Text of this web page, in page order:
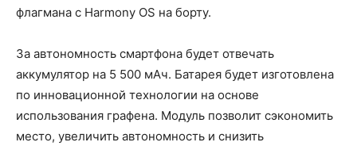
флагмана с Harmony OS на борту.
За автономность смартфона будет отвечать
аккумулятор на 5 500 мАч. Батарея будет изготовлена
по инновационной технологии на основе
использования графена. Модуль позволит сэкономить
место, увеличить автономность и снизить